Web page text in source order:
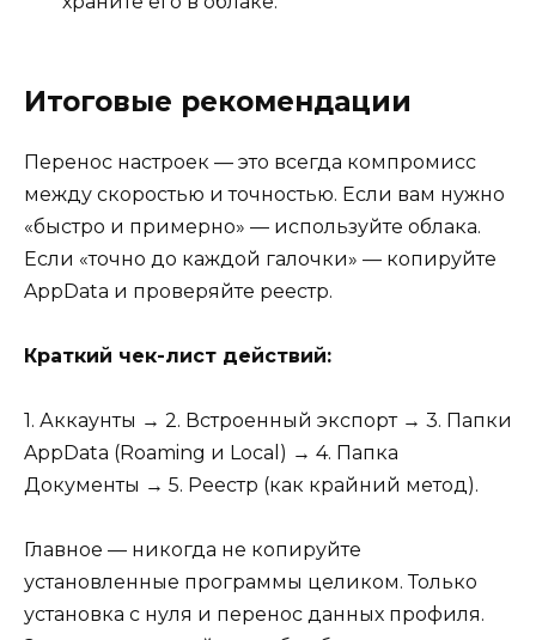
Итоговые рекомендации
Перенос настроек — это всегда компромисс
между скоростью и точностью. Если вам нужно
«быстро и примерно» — используйте облака.
Если «точно до каждой галочки» — копируйте
AppData и проверяйте реестр.
Краткий чек-лист действий:
1. Аккаунты → 2. Встроенный экспорт → 3. Папки
AppData (Roaming и Local) → 4. Папка
Документы → 5. Реестр (как крайний метод).
Главное — никогда не копируйте
установленные программы целиком. Только
установка с нуля и перенос данных профиля.